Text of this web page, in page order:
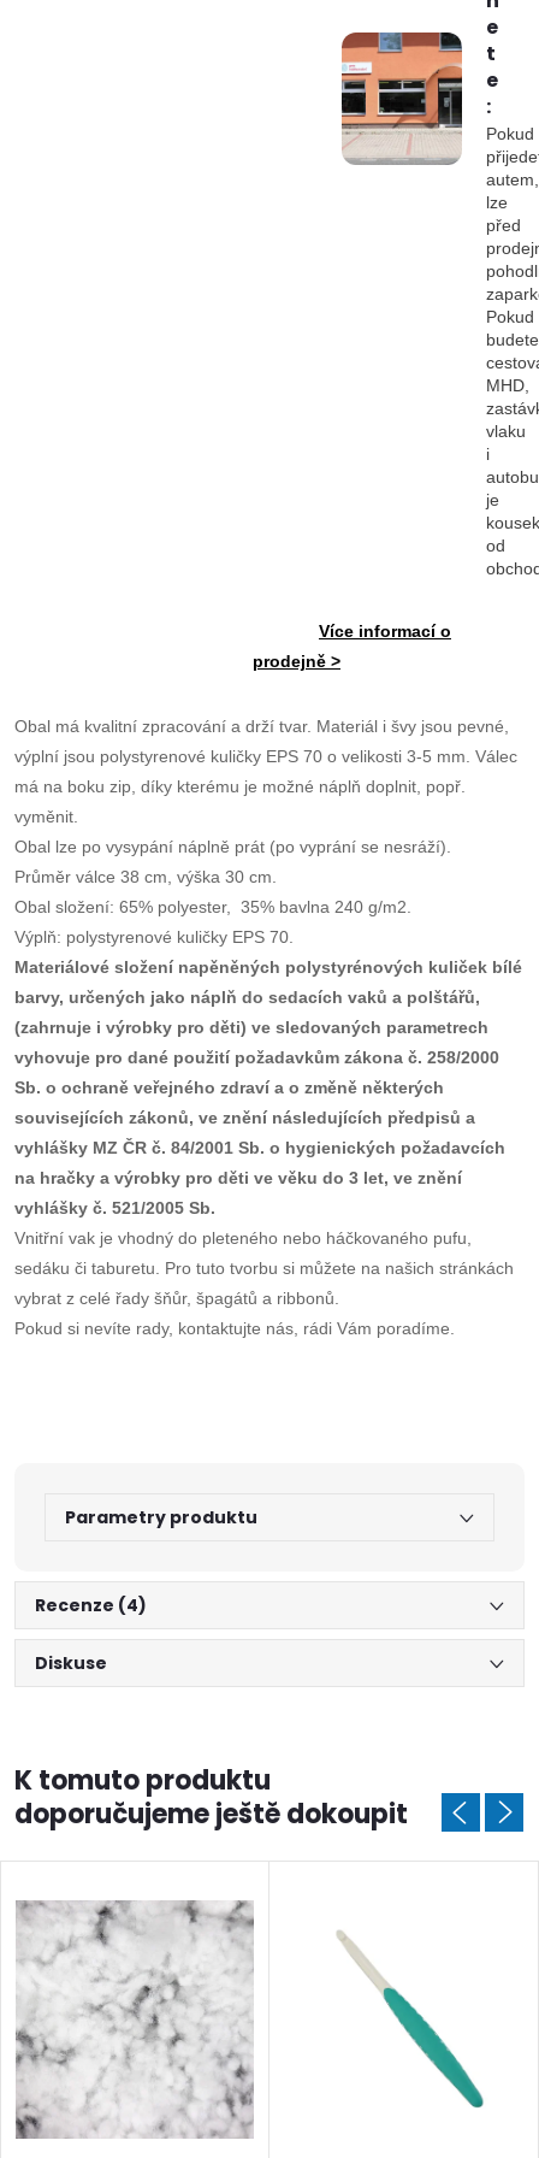
Obal má kvalitní zpracování a drží tvar. Materiál i švy jsou pevné,
výplní jsou polystyrenové kuličky EPS 70 o velikosti 3-5 mm. Válec
má na boku zip, díky kterému je možné náplň doplnit, popř.
vyměnit.
Obal lze po vysypání náplně prát (po vyprání se nesráží).
Průměr válce 38 cm, výška 30 cm.
Obal složení: 65% polyester, 35% bavlna 240 g/m2.
Výplň: polystyrenové kuličky EPS 70.
Materiálové složení napěněných polystyrénových kuliček bílé
barvy, určených jako náplň do sedacích vaků a polštářů,
(zahrnuje i výrobky pro děti) ve sledovaných parametrech
vyhovuje pro dané použití požadavkům zákona č. 258/2000
Sb. o ochraně veřejného zdraví a o změně některých
souvisejících zákonů, ve znění následujících předpisů a
vyhlášky MZ ČR č. 84/2001 Sb. o hygienických požadavcích
na hračky a výrobky pro děti ve věku do 3 let, ve znění
vyhlášky č. 521/2005 Sb.
Vnitřní vak je vhodný do pleteného nebo háčkovaného pufu,
sedáku či taburetu. Pro tuto tvorbu si můžete na našich stránkách
vybrat z celé řady šňůr, špagátů a ribbonů.
Pokud si nevíte rady, kontaktujte nás, rádi Vám poradíme.
e
t
e
:
Pokud
autem,
lze
před
Pokud
budete
MHD,
vlaku
i
je
kousek
od
Více informací o
prodejně >
Parametry produktu
Recenze (4)
Diskuse
K tomuto produktu
doporučujeme ještě dokoupit
Doprava a platby Blog a návody